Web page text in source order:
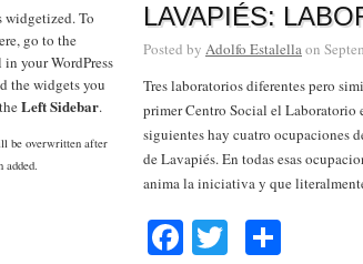
widgetized. To
go to the
in your WordPress
the widgets you
Left Sidebar.
be overwritten after
added.
LAVAPIÉS:
Posted by Adolfo Estalellaon
Tres laboratorios diferentes pero
primer Centro Social el Laboratorio
siguientes hay cuatro ocupaciones
de Lavapiés. En todas esas
anima la iniciativa y que
Facebook
Twitter